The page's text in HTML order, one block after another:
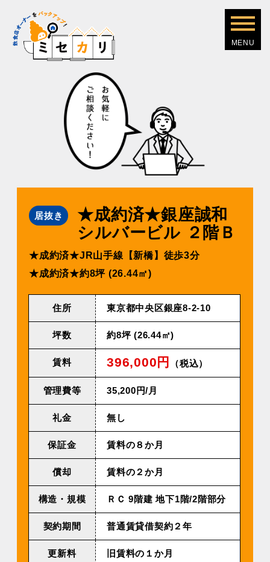
居抜き
★成約済★銀座誠和
シルバービル ２階Ｂ
★成約済★JR⼭⼿線【新橋】徒歩3分
★成約済★約8坪 (26.44㎡)
住所 東京都中央区銀座8-2-10
坪数 約8坪 (26.44㎡)
賃料 396,000円 （税込）
管理費等 35,200円/⽉
礼金 無し
保証金 賃料の８か月
償却 賃料の２か月
構造・規模 ＲＣ 9階建 地下1階/2階部分
契約期間 普通賃貸借契約２年
更新料 旧賃料の１か月